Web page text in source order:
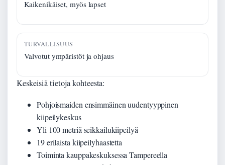
Kaikenikäiset, myös lapset
TURVALLISUUS
Valvotut ympäristöt ja ohjaus
Keskeisiä tietoja kohteesta:
Pohjoismaiden ensimmäinen uudentyyppinen
kiipeilykeskus
Yli 100 metriä seikkailukiipeilyä
19 erilaista kiipeilyhaastetta
Toiminta kauppakeskuksessa Tampereella